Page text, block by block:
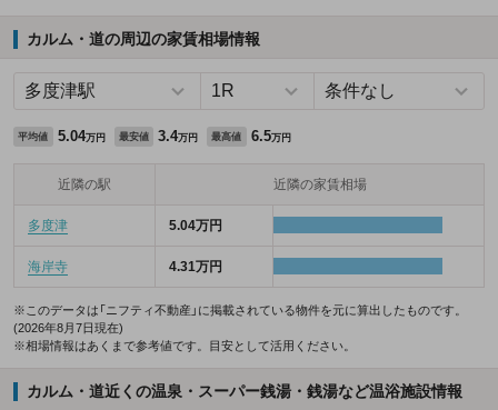
カルム・道の周辺の家賃相場情報
平均値 5.04万円 最安値 3.4万円 最高値 6.5万円
近隣の駅 近隣の家賃相場
多度津 5.04万円
海岸寺 4.31万円
※このデータは「ニフティ不動産」に掲載されている物件を元に算出したものです。
(2026年8月7日現在)
※相場情報はあくまで参考値です。目安として活用ください。
カルム・道近くの温泉・スーパー銭湯・銭湯など温浴施設情報